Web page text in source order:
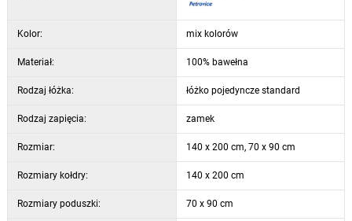
Kolor: mix kolorów
Materiał: 100% bawełna
Rodzaj łóżka: łóżko pojedyncze standard
Rodzaj zapięcia: zamek
Rozmiar: 140 x 200 cm, 70 x 90 cm
Rozmiary kołdry: 140 x 200 cm
Rozmiary poduszki: 70 x 90 cm